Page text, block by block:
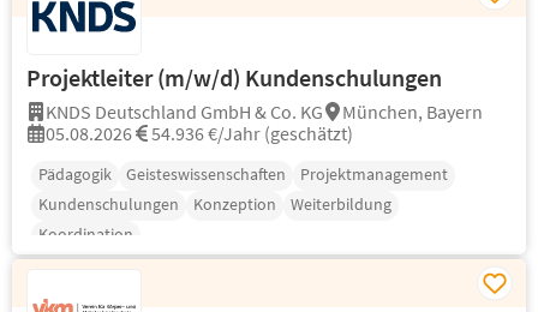
Projektleiter (m/w/d) Kundenschulungen
KNDS Deutschland GmbH & Co. KG
München, Bayern
05.08.2026
54.936 €/Jahr (geschätzt)
Pädagogik Geisteswissenschaften
Projektmanagement
Kundenschulungen
Konzeption
Weiterbildung
Koordination